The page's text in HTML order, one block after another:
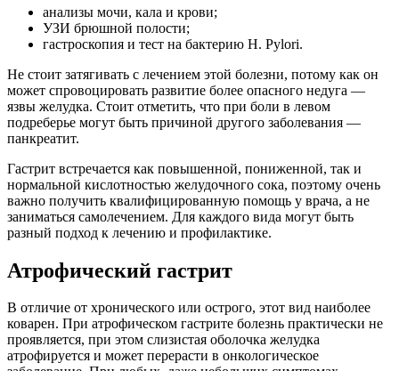
анализы мочи, кала и крови;
УЗИ брюшной полости;
гастроскопия и тест на бактерию H. Pylori.
Не стоит затягивать с лечением этой болезни, потому как он
может спровоцировать развитие более опасного недуга —
язвы желудка. Стоит отметить, что при боли в левом
подреберье могут быть причиной другого заболевания —
панкреатит.
Гастрит встречается как повышенной, пониженной, так и
нормальной кислотностью желудочного сока, поэтому очень
важно получить квалифицированную помощь у врача, а не
заниматься самолечением. Для каждого вида могут быть
разный подход к лечению и профилактике.
Атрофический гастрит
В отличие от хронического или острого, этот вид наиболее
коварен. При атрофическом гастрите болезнь практически не
проявляется, при этом слизистая оболочка желудка
атрофируется и может перерасти в онкологическое